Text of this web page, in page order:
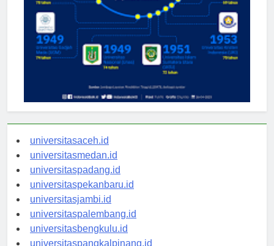
universitasaceh.id
universitasmedan.id
universitaspadang.id
universitaspekanbaru.id
universitasjambi.id
universitaspalembang.id
universitasbengkulu.id